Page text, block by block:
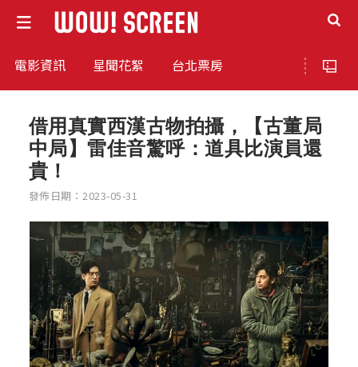
電影資訊 星聞花絮 台北票房
借用真實西漢古物拍攝，【古董局
中局】雷佳音驚呼：道具比演員還
貴！
發佈日期：2023-05-31